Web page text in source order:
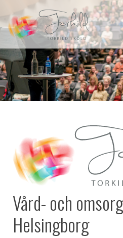
to
content
Vård- och
Helsingborg